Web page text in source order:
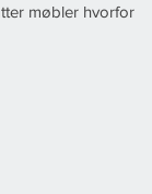
møbler hvorfor